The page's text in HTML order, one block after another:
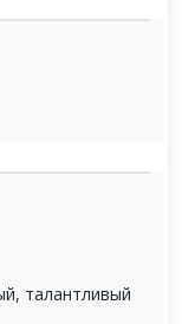
талантливый